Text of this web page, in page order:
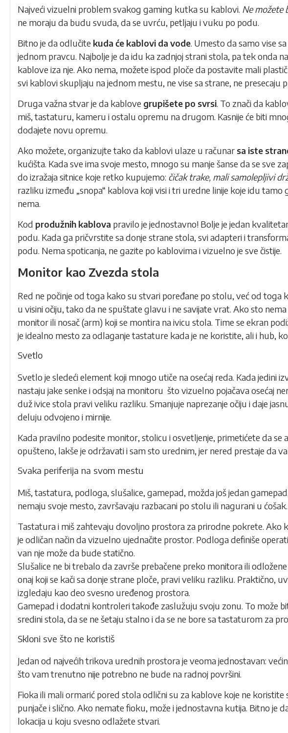
Najveći vizuelni problem svakog gaming kutka su kablovi. Ne možete
ne moraju da budu svuda, da se uvrću, petljaju i vuku po podu.
Bitno je da odlučite kuda će kablovi da vode. Umesto da samo vise
jednom pravcu. Najbolje je da idu ka zadnjoj strani stola, pa tek onda
kablove iza nje. Ako nema, možete ispod ploče da postavite mali
svi kablovi skupljaju na jednom mestu, ne vise sa strane, ne presecaju
Druga važna stvar je da kablove grupišete po svrsi. To znači da
miš, tastaturu, kameru i ostalu opremu na drugom. Kasnije će biti
dodajete novu opremu.
Ako možete, organizujte tako da kablovi ulaze u računar sa iste
kućišta. Kada sve ima svoje mesto, mnogo su manje šanse da se sve
do izražaja sitnice koje retko kupujemo: čičak trake, mali samolepljivi
razliku između „snopa“ kablova koji visi i tri uredne linije koje idu
nema.
Kod produžnih kablova pravilo je jednostavno! Bolje je jedan
podu. Kada ga pričvrstite sa donje strane stola, svi adapteri i
podu. Nema spoticanja, ne gazite po kablovima i vizuelno je sve čistije.
Monitor kao Zvezda stola
Red ne počinje od toga kako su stvari poređane po stolu, već od
u visini očiju, tako da ne spuštate glavu i ne savijate vrat. Ako sto
monitor ili nosač (arm) koji se montira na ivicu stola. Time se ekran
je idealno mesto za odlaganje tastature kada je ne koristite, ali i hub,
Svetlo
Svetlo je sledeći element koji mnogo utiče na osećaj reda. Kada jedini
nastaju jake senke i odsjaj na monitoru što vizuelno pojačava osećaj
duž ivice stola pravi veliku razliku. Smanjuje naprezanje očiju i daje
deluju odvojeno i mirnije.
Kada pravilno podesite monitor, stolicu i osvetljenje, primetićete da se
opušteno, lakše je održavati i sam sto urednim, jer nered prestaje da
Svaka periferija na svom mestu
Miš, tastatura, podloga, slušalice, gamepad, možda još jedan
nemaju svoje mesto, završavaju razbacani po stolu ili nagurani u
Tastatura i miš zahtevaju dovoljno prostora za prirodne pokrete.
je odličan način da vizuelno ujednačite prostor. Podloga definiše
van nje može da bude statično.
Slušalice ne bi trebalo da završe prebačene preko monitora ili
onaj koji se kači sa donje strane ploče, pravi veliku razliku. Praktično,
izgledaju kao deo svesno uređenog prostora.
Gamepad i dodatni kontroleri takođe zaslužuju svoju zonu. To može
sredini stola, da se ne šetaju stalno i da se ne bore sa tastaturom za
Skloni sve što ne koristiš
Jedan od najvećih trikova urednih prostora je veoma jednostavan:
što vam trenutno nije potrebno ne bude na radnoj površini.
Fioka ili mali ormarić pored stola odlični su za kablove koje ne
punjače i slično. Ako nemate fioku, može i jednostavna kutija. Bitno je
lokacija u koju svesno odlažete stvari.